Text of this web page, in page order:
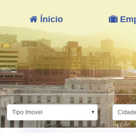
Ínicio
Tipo Imovel Cidade